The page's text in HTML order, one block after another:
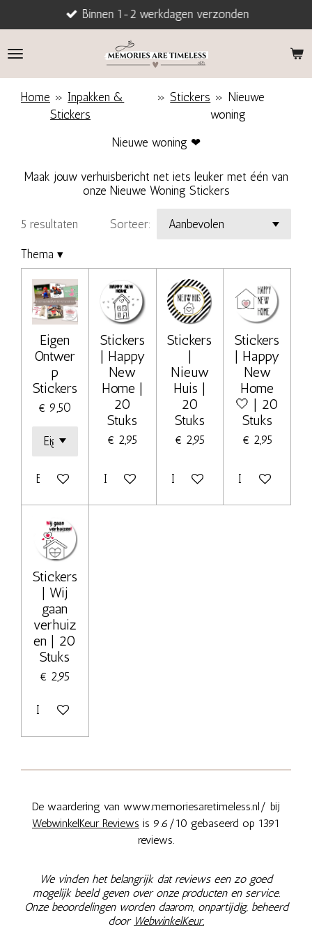
direct
naar
Binnen 1-2 werkdagen verzonden
Home » Inpakken &
Stickers
» Stickers » Nieuwe
woning
Nieuwe woning ❤
Maak jouw verhuisbericht net iets leuker met één van
onze Nieuwe Woning Stickers
5 resultaten Sorteer:
Thema ▾
Eigen
Ontwer
p
Stickers
€ 9,50
Bekijk details
Stickers
| Happy
New
Home |
20
Stuks
€ 2,95
In winkelwagen
Stickers
|
Nieuw
Huis |
20
Stuks
€ 2,95
In winkelwagen
Stickers
| Happy
New
Home
🤍 | 20
Stuks
€ 2,95
In
Stickers
| Wij
gaan
verhuiz
en | 20
Stuks
€ 2,95
In winkelwagen
De waardering van www.memoriesaretimeless.nl/ bij
WebwinkelKeur Reviews is 9.6/10 gebaseerd op 1391
reviews.
We vinden het belangrijk dat reviews een zo goed
mogelijk beeld geven over onze producten en service.
Onze beoordelingen worden daarom, onpartijdig, beheerd
door WebwinkelKeur.